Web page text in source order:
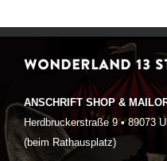
WONDERLAND 13
ANSCHRIFT SHOP &
Herdbruckerstraße 9 • 89073
(beim Rathausplatz)